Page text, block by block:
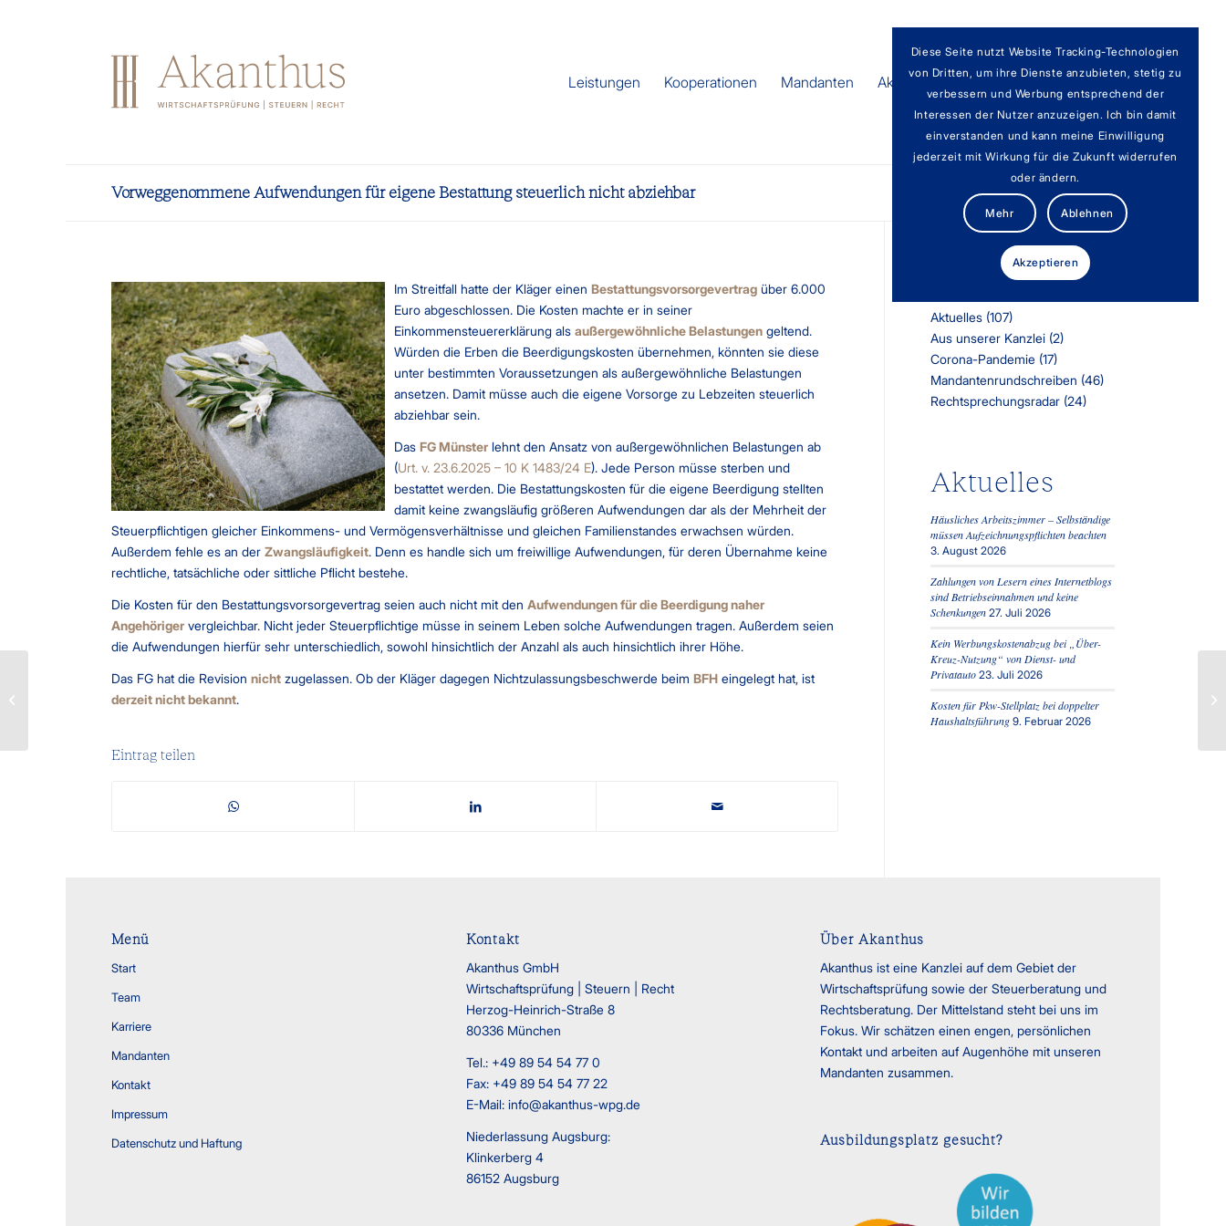
Leistungen Kooperationen Mandanten Aktuelles Team Karriere
Vorweggenommene Aufwendungen für eigene Bestattung steuerlich nicht abziehbar
Im Streitfall hatte der Kläger einen Bestattungsvorsorgevertrag über 6.000
Euro abgeschlossen. Die Kosten machte er in seiner
Einkommensteuererklärung als außergewöhnliche Belastungen geltend.
Würden die Erben die Beerdigungskosten übernehmen, könnten sie diese
unter bestimmten Voraussetzungen als außergewöhnliche Belastungen
ansetzen. Damit müsse auch die eigene Vorsorge zu Lebzeiten steuerlich
abziehbar sein.
Das FG Münster lehnt den Ansatz von außergewöhnlichen Belastungen ab
(Urt. v. 23.6.2025 – 10 K 1483/24 E). Jede Person müsse sterben und
bestattet werden. Die Bestattungskosten für die eigene Beerdigung stellten
damit keine zwangsläufig größeren Aufwendungen dar als der Mehrheit der
Steuerpflichtigen gleicher Einkommens- und Vermögensverhältnisse und gleichen Familienstandes erwachsen würden.
Außerdem fehle es an der Zwangsläufigkeit. Denn es handle sich um freiwillige Aufwendungen, für deren Übernahme keine
rechtliche, tatsächliche oder sittliche Pflicht bestehe.
Die Kosten für den Bestattungsvorsorgevertrag seien auch nicht mit den Aufwendungen für die Beerdigung naher
Angehöriger vergleichbar. Nicht jeder Steuerpflichtige müsse in seinem Leben solche Aufwendungen tragen. Außerdem seien
die Aufwendungen hierfür sehr unterschiedlich, sowohl hinsichtlich der Anzahl als auch hinsichtlich ihrer Höhe.
Das FG hat die Revision nicht zugelassen. Ob der Kläger dagegen Nichtzulassungsbeschwerde beim BFH eingelegt hat, ist
derzeit nicht bekannt.
Eintrag teilen
Kategorien
Aktuelles (107)
Aus unserer Kanzlei (2)
Corona-Pandemie (17)
Mandantenrundschreiben (46)
Rechtsprechungsradar (24)
Aktuelles
Häusliches Arbeitszimmer – Selbständige
müssen Aufzeichnungspflichten beachten
3. August 2026
Zahlungen von Lesern eines Internetblogs
sind Betriebseinnahmen und keine
Schenkungen 27. Juli 2026
Kein Werbungskostenabzug bei „Über-
Kreuz-Nutzung“ von Dienst- und
Privatauto 23. Juli 2026
Kosten für Pkw-Stellplatz bei doppelter
Haushaltsführung 9. Februar 2026
Menü
Start
Team
Karriere
Mandanten
Kontakt
Impressum
Datenschutz und Haftung
Kontakt
Akanthus GmbH
Wirtschaftsprüfung | Steuern | Recht
Herzog-Heinrich-Straße 8
80336 München
Tel.: +49 89 54 54 77 0
Fax: +49 89 54 54 77 22
E-Mail: info@akanthus-wpg.de
Niederlassung Augsburg:
Klinkerberg 4
86152 Augsburg
Über Akanthus
Akanthus ist eine Kanzlei auf dem Gebiet der
Wirtschaftsprüfung sowie der Steuerberatung und
Rechtsberatung. Der Mittelstand steht bei uns im
Fokus. Wir schätzen einen engen, persönlichen
Kontakt und arbeiten auf Augenhöhe mit unseren
Mandanten zusammen.
Ausbildungsplatz gesucht?
Investitionssofortprogramm
bringt steuerliche
Diese Seite nutzt Website Tracking-Technologien
von Dritten, um ihre Dienste anzubieten, stetig zu
verbessern und Werbung entsprechend der
Interessen der Nutzer anzuzeigen. Ich bin damit
einverstanden und kann meine Einwilligung
jederzeit mit Wirkung für die Zukunft widerrufen
oder ändern.
Mehr Ablehnen
Akzeptieren